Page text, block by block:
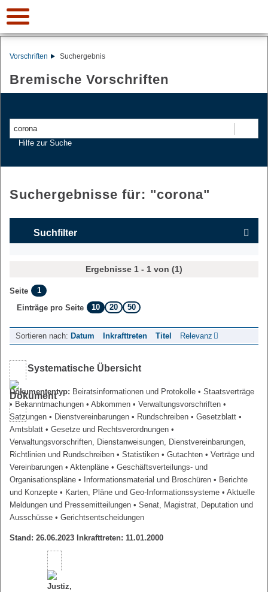
Vorschriften Suchergebnis
Bremische Vorschriften
Hilfe zur Suche
Suchergebnisse für: "corona"
Suchfilter
Ergebnisse 1 - 1 von (1)
Seite
1
Einträge pro Seite
10 20 50
Sortieren nach: Datum Inkrafttreten Titel Relevanz
Systematische Übersicht
Dokumententyp: Beiratsinformationen und Protokolle • Staatsverträge
• Bekanntmachungen • Abkommen • Verwaltungsvorschriften •
Satzungen • Dienstvereinbarungen • Rundschreiben • Gesetzblatt •
Amtsblatt • Gesetze und Rechtsverordnungen •
Verwaltungsvorschriften, Dienstanweisungen, Dienstvereinbarungen,
Richtlinien und Rundschreiben • Statistiken • Gutachten • Verträge und
Vereinbarungen • Aktenpläne • Geschäftsverteilungs- und
Organisationspläne • Informationsmaterial und Broschüren • Berichte
und Konzepte • Karten, Pläne und Geo-Informationssysteme • Aktuelle
Meldungen und Pressemitteilungen • Senat, Magistrat, Deputation und
Ausschüsse • Gerichtsentscheidungen
Stand: 26.06.2023 Inkrafttreten: 11.01.2000